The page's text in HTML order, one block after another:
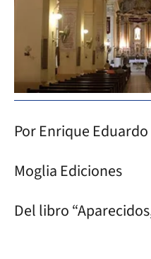
Por Enrique
Moglia Ediciones
Del libro